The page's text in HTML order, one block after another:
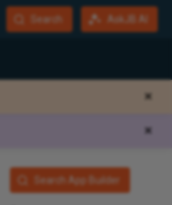
Search AskJB AI
✕
✕
Search App Builder